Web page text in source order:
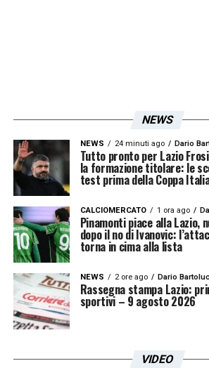
NEWS
NEWS 24 minuti ago Dario
Tutto pronto per Lazio
la formazione titolare: le
test prima della Coppa
CALCIOMERCATO 1 ora ago
Pinamonti piace alla Lazio,
dopo il no di Ivanovic:
torna in cima alla lista
NEWS 2 ore ago Dario
Rassegna stampa Lazio:
sportivi – 9 agosto 2026
VIDEO